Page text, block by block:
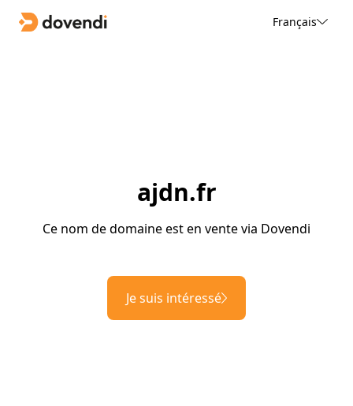
Français
ajdn.fr
Ce nom de domaine est en vente via Dovendi
Je suis intéressé